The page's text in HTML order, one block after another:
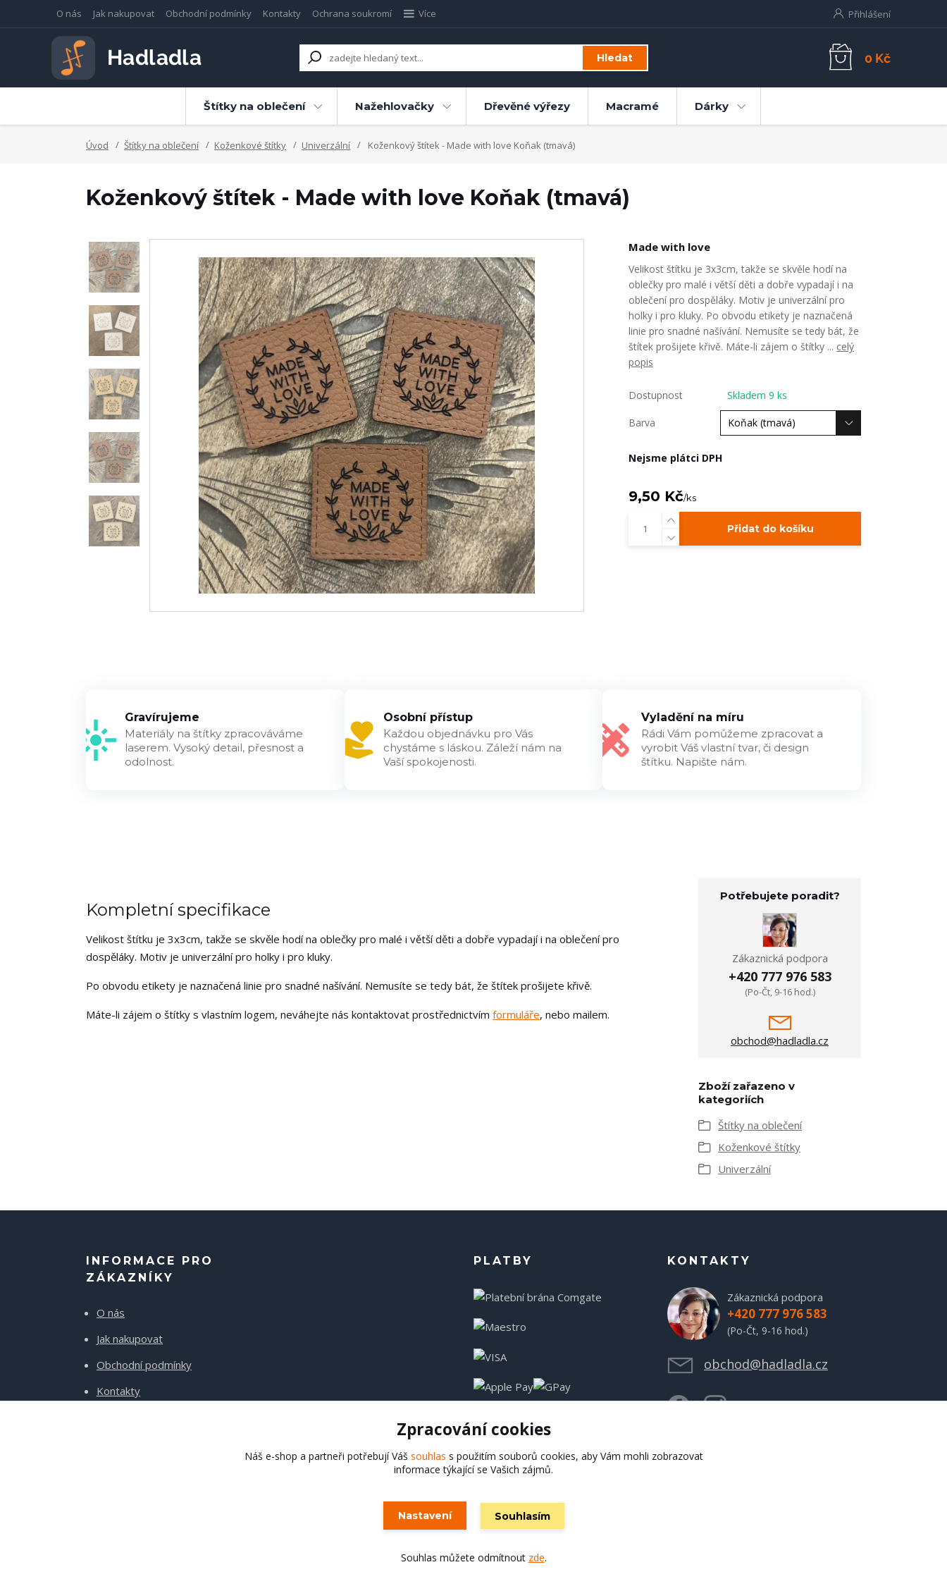
O nás Jak nakupovat Obchodní podmínky Kontakty Ochrana soukromí Více Přihlášení
Hledat 0 Kč
Štítky na oblečení Nažehlovačky Dřevěné výřezy Macramé Dárky
Úvod Štítky na oblečení Koženkové štítky Univerzální Koženkový štítek - Made with love Koňak (tmavá)
Koženkový štítek - Made with love Koňak (tmavá)
Made with love
Velikost štítku je 3x3cm, takže se skvěle hodí na
oblečky pro malé i větší děti a dobře vypadají i na
oblečení pro dospěláky. Motiv je univerzální pro
holky i pro kluky. Po obvodu etikety je naznačená
linie pro snadné našívání. Nemusíte se tedy bát, že
štítek prošijete křivě. Máte-li zájem o štítky ... celý
popis
Dostupnost Skladem 9 ks
Barva
Nejsme plátci DPH
9,50 Kč/ks
Přidat do košíku
Gravírujeme
Materiály na štítky zpracováváme
laserem. Vysoký detail, přesnost a
odolnost.
Osobní přístup
Každou objednávku pro Vás
chystáme s láskou. Záleží nám na
Vaší spokojenosti.
Vyladění na míru
Rádi Vám pomůžeme zpracovat a
vyrobit Váš vlastní tvar, či design
štítku. Napište nám.
Kompletní specifikace
Velikost štítku je 3x3cm, takže se skvěle hodí na oblečky pro malé i větší děti a dobře vypadají i na oblečení pro
dospěláky. Motiv je univerzální pro holky i pro kluky.
Po obvodu etikety je naznačená linie pro snadné našívání. Nemusíte se tedy bát, že štítek prošijete křivě.
Máte-li zájem o štítky s vlastním logem, neváhejte nás kontaktovat prostřednictvím formuláře, nebo mailem.
Potřebujete poradit?
Zákaznická podpora
+420 777 976 583
(Po-Čt, 9-16 hod.)
obchod@hadladla.cz
Zboží zařazeno v
kategoriích
Štítky na oblečení
Koženkové štítky
Univerzální
INFORMACE PRO
ZÁKAZNÍKY
O nás
Jak nakupovat
Obchodní podmínky
Kontakty
PLATBY KONTAKTY
Zákaznická podpora
+420 777 976 583
(Po-Čt, 9-16 hod.)
obchod@hadladla.cz
Hadladla.cz
Zpracování cookies
Náš e-shop a partneři potřebují Váš souhlas s použitím souborů cookies, aby Vám mohli zobrazovat
informace týkající se Vašich zájmů.
Nastavení Souhlasím
Souhlas můžete odmítnout zde.